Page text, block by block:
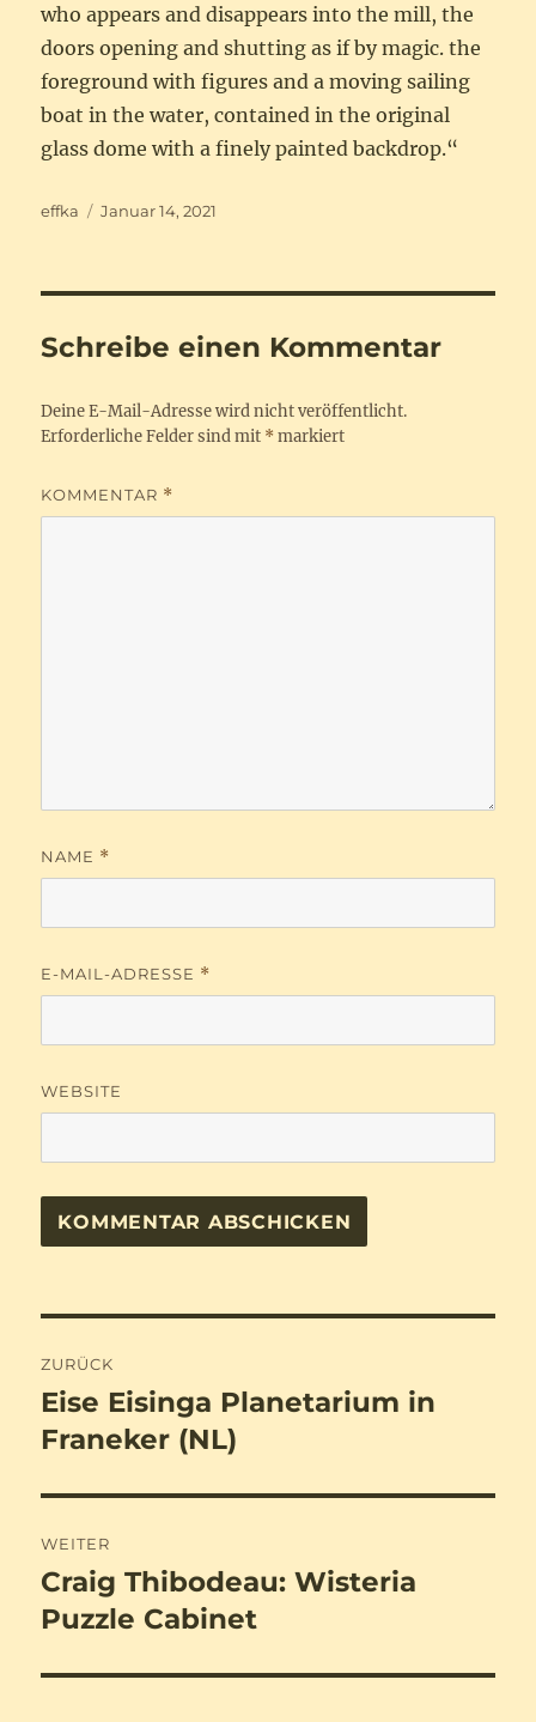
who appears and disappears into the mill, the
doors opening and shutting as if by magic. the
foreground with figures and a moving sailing
boat in the water, contained in the original
glass dome with a finely painted backdrop.“
Autor
effka
Veröffentlicht
Januar 14, 2021
Schreibe einen Kommentar
Deine E-Mail-Adresse wird nicht veröffentlicht.
Erforderliche Felder sind mit * markiert
KOMMENTAR *
NAME *
E-MAIL-ADRESSE *
WEBSITE
ZURÜCK
Vorheriger
Beitrag:
Eise Eisinga Planetarium in
Franeker (NL)
WEITER
Nächster
Beitrag:
Craig Thibodeau: Wisteria
Puzzle Cabinet